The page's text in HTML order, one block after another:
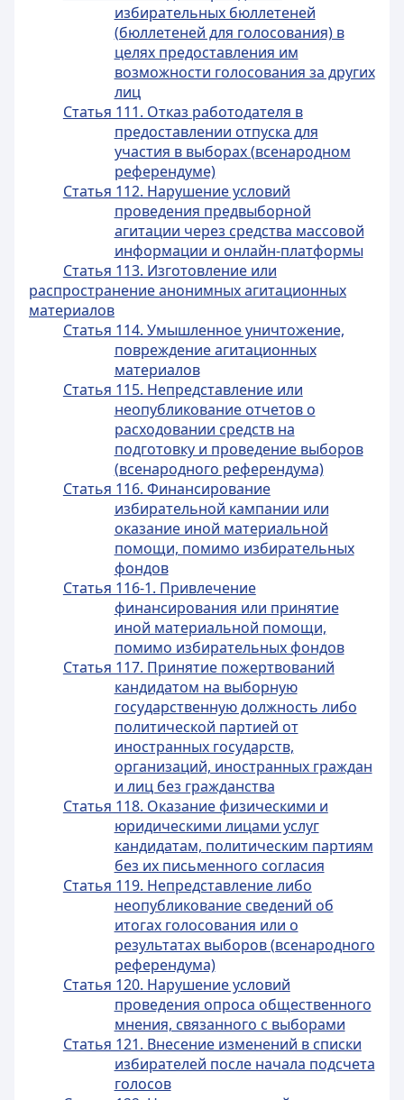
избирательных бюллетеней
(бюллетеней для голосования) в
целях предоставления им
возможности голосования за других
лиц
Статья 111. Отказ работодателя в
предоставлении отпуска для
участия в выборах (всенародном
референдуме)
Статья 112. Нарушение условий
проведения предвыборной
агитации через средства массовой
информации и онлайн-платформы
Статья 113. Изготовление или
распространение анонимных агитационных
материалов
Статья 114. Умышленное уничтожение,
повреждение агитационных
материалов
Статья 115. Непредставление или
неопубликование отчетов о
расходовании средств на
подготовку и проведение выборов
(всенародного референдума)
Статья 116. Финансирование
избирательной кампании или
оказание иной материальной
помощи, помимо избирательных
фондов
Статья 116-1. Привлечение
финансирования или принятие
иной материальной помощи,
помимо избирательных фондов
Статья 117. Принятие пожертвований
кандидатом на выборную
государственную должность либо
политической партией от
иностранных государств,
организаций, иностранных граждан
и лиц без гражданства
Статья 118. Оказание физическими и
юридическими лицами услуг
кандидатам, политическим партиям
без их письменного согласия
Статья 119. Непредставление либо
неопубликование сведений об
итогах голосования или о
результатах выборов (всенародного
референдума)
Статья 120. Нарушение условий
проведения опроса общественного
мнения, связанного с выборами
Статья 121. Внесение изменений в списки
избирателей после начала подсчета
голосов